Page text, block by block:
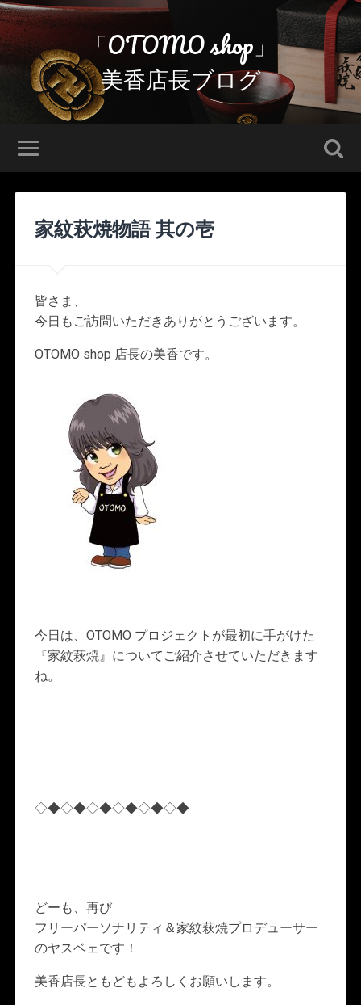
「OTOMO shop」
美香店長ブログ
家紋萩焼物語 其の壱
皆さま、
今日もご訪問いただきありがとうございます。
OTOMO shop 店長の美香です。
今日は、OTOMO プロジェクトが最初に手がけた
『家紋萩焼』についてご紹介させていただきます
ね。
◇◆◇◆◇◆◇◆◇◆◇◆
どーも、再び
フリーパーソナリティ＆家紋萩焼プロデューサー
のヤスベェです！
美香店長ともどもよろしくお願いします。